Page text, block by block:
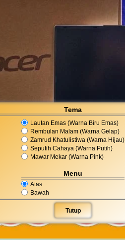
Tema
Lautan Emas (Warna Biru Emas)
Rembulan Malam (Warna Gelap)
Zamrud Khatulistiwa (Warna Hijau)
Seputih Cahaya (Warna Putih)
Mawar Mekar (Warna Pink)
Menu
Atas
Bawah
Tutup